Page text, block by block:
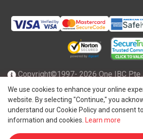
We use cookies to enhance your online
website. By selecting "Continue," you
understand our Cookie Policy and consent
information and cookies.
Learn more
Copyright©1997- 2026 One IBC Pte
201602796Z）は、有限責任を負うシ
法人化され、スイスのエンティティで
("One IBC Limited")に所属する独立し
One IBCネットワークのメンバーファ